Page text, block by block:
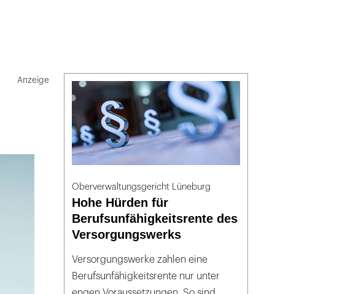
Oberverwaltungsgericht Lüneburg
Hohe Hürden für
Berufsunfähigkeitsrente des
Versorgungswerks
Versorgungswerke zahlen eine
Berufsunfähigkeitsrente nur unter